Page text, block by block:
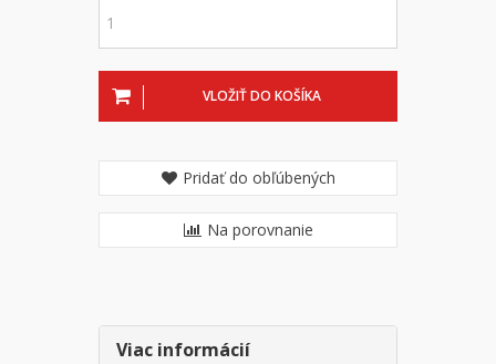
VLOŽIŤ DO KOŠÍKA
Pridať do obľúbených
Na porovnanie
Viac informácií